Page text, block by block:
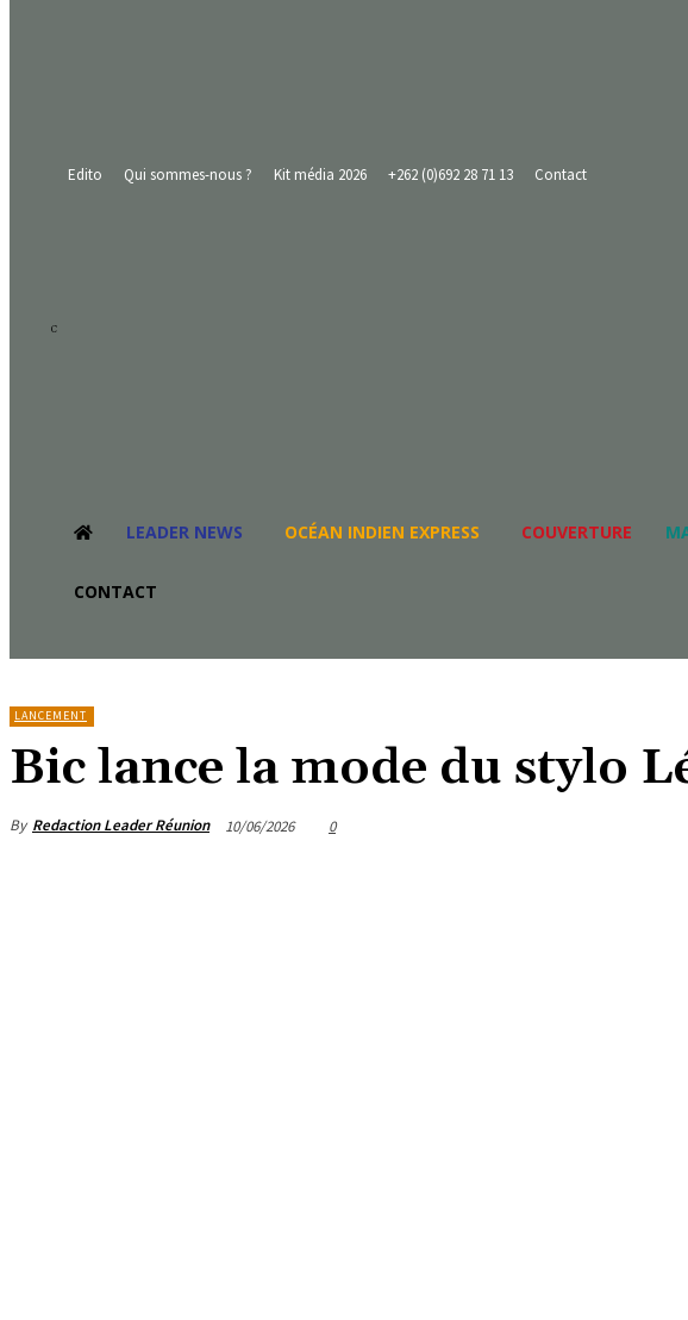
Edito
Qui sommes-nous ? Kit média 2026 +262 (0)692 28 71 13 Contact
C
LEADER NEWS OCÉAN INDIEN EXPRESS COUVERTURE
CONTACT
LANCEMENT
Bic lance la mode du stylo
By Redaction Leader Réunion 10/06/2026 0